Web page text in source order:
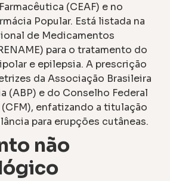
(CEAF) e no
Popular. Está listada na
de Medicamentos
para o tratamento do
e epilepsia. A prescrição
da Associação Brasileira
(ABP) e do Conselho Federal
enfatizando a titulação
para erupções cutâneas.
não